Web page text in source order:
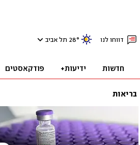
דווחו לנו 28° תל אביב
חדשות ידיעות+ פודקאסטים
בריאות